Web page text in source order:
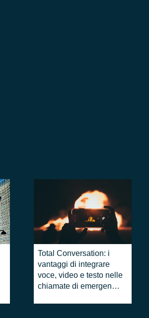
Total Conversation: i
vantaggi di integrare
voce, video e testo nelle
chiamate di emergenza,